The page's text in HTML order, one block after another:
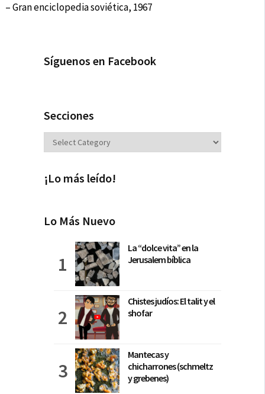
– Gran enciclopedia soviética, 1967
Síguenos en Facebook
Secciones
Secciones
¡Lo más leído!
Lo Más Nuevo
La “dolce vita” en la
Jerusalem bíblica
Chistes judíos: El talit y el
shofar
Mantecas y
chicharrones (schmeltz
y grebenes)